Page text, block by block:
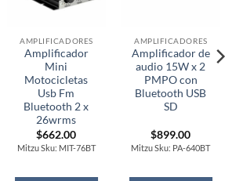
AMPLIFICADORES
Amplificador
Mini
Motocicletas
Usb Fm
Bluetooth 2 x
26wrms
$662.00
Mitzu Sku: MIT-76BT
AMPLIFICADORES
Amplificador de
audio 15W x 2
PMPO con
Bluetooth USB
SD
$899.00
Mitzu Sku: PA-640BT